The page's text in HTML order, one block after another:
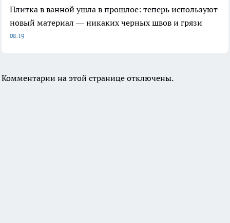
Плитка в ванной ушла в прошлое: теперь используют
новый материал — никаких черных швов и грязи
08:19
Комментарии на этой странице отключены.